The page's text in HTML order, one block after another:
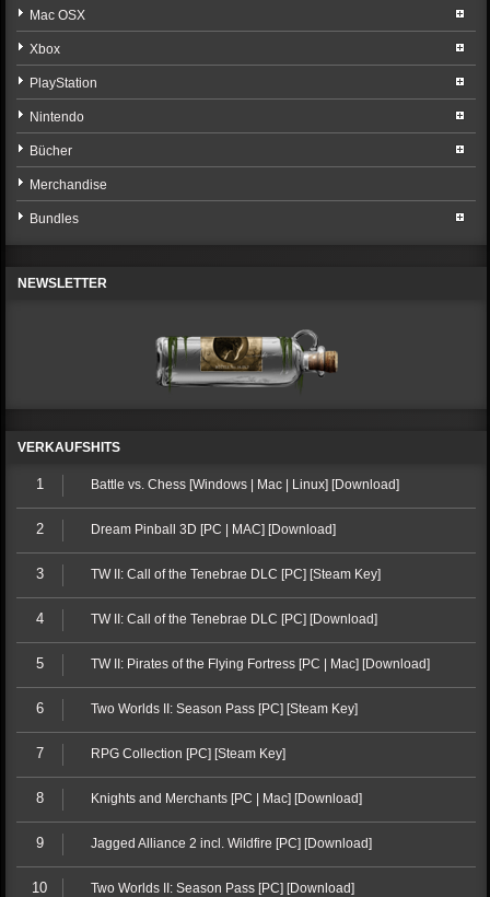
Mac OSX
Xbox
PlayStation
Nintendo
Bücher
Merchandise
Bundles
NEWSLETTER
VERKAUFSHITS
1 Battle vs. Chess [Windows | Mac | Linux] [Download]
2 Dream Pinball 3D [PC | MAC] [Download]
3 TW II: Call of the Tenebrae DLC [PC] [Steam Key]
4 TW II: Call of the Tenebrae DLC [PC] [Download]
5 TW II: Pirates of the Flying Fortress [PC | Mac] [Download]
6 Two Worlds II: Season Pass [PC] [Steam Key]
7 RPG Collection [PC] [Steam Key]
8 Knights and Merchants [PC | Mac] [Download]
9 Jagged Alliance 2 incl. Wildfire [PC] [Download]
10 Two Worlds II: Season Pass [PC] [Download]